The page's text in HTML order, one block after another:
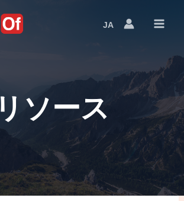
JALanguage
リソース